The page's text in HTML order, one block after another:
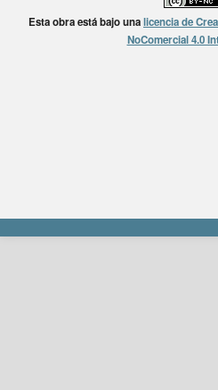
Esta obra está bajo unalicencia de
NoComercial 4.0